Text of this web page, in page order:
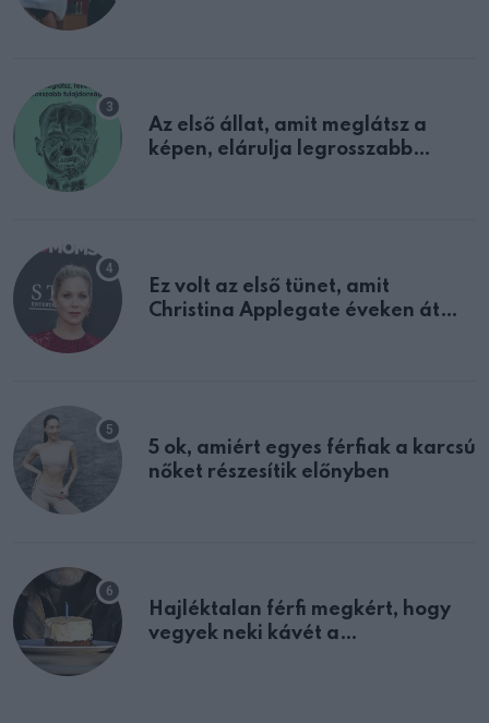
Az első állat, amit meglátsz a
képen, elárulja legrosszabb
Ez volt az első tünet, amit
Christina Applegate éveken át
5 ok, amiért egyes férfiak a karcsú
nőket részesítik előnyben
Hajléktalan férfi megkért, hogy
vegyek neki kávét a